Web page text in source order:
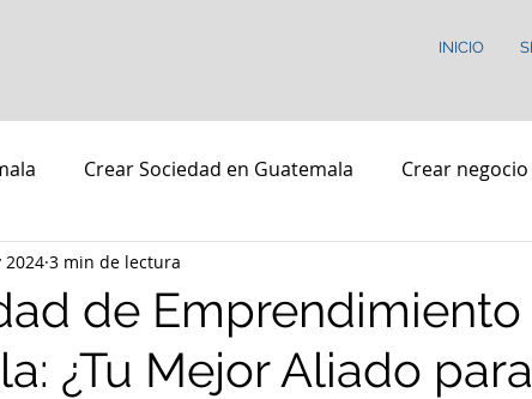
INICIO
Crear Sociedad en Guatemala Crear negocio
Asesoria Legal
de Emprendimiento
¿Tu Mejor Aliado para
2024 3 min de lectura